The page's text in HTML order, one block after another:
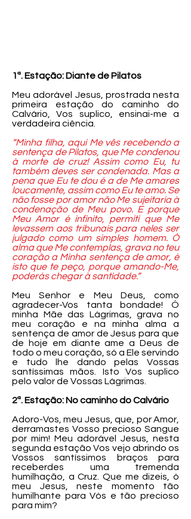
1ª. Estação: Diante de Pilatos
Meu adorável Jesus, prostrada nesta
primeira estação do caminho do
Calvário, Vos suplico, ensinai-me a
verdadeira ciência.
“Minha filha, aqui Me vês recebendo a
sentença de Pilatos, que Me condenou
à morte de cruz! Assim como Eu, tu
também deves ser condenada. Mas a
pena que Eu te dou é a de Me amares
loucamente, assim como Eu te amo. Se
não fosse por amor não Me sujeitaria à
condenação de Meu povo. E porque
Meu Amor é infinito, permiti que Me
levassem aos tribunais para neles ser
julgado como um simples homem. Ó
alma que Me contemplas, grava no teu
coração a Minha sentença de amor, é
isto que te peço, porque amando-Me,
poderás chegar à santidade.”
Meu Senhor e Meu Deus, como
agradecer-Vos tanta bondade! Ó
minha Mãe das Lágrimas, grava no
meu coração e na minha alma a
sentença de amor de Jesus para que
de hoje em diante ame a Deus de
todo o meu coração, só a Ele servindo
e tudo lhe dando pelas Vossas
santíssimas mãos. Isto Vos suplico
pelo valor de Vossas Lágrimas.
2ª. Estação: No caminho do Calvário
Adoro-Vos, meu Jesus, que, por Amor,
derramastes Vosso precioso Sangue
por mim! Meu adorável Jesus, nesta
segunda estação Vos vejo abrindo os
Vossos santíssimos braços para
receberdes uma tremenda
humilhação, a Cruz. Que me dizeis, ó
meu Jesus, neste momento tão
humilhante para Vós e tão precioso
para mim?